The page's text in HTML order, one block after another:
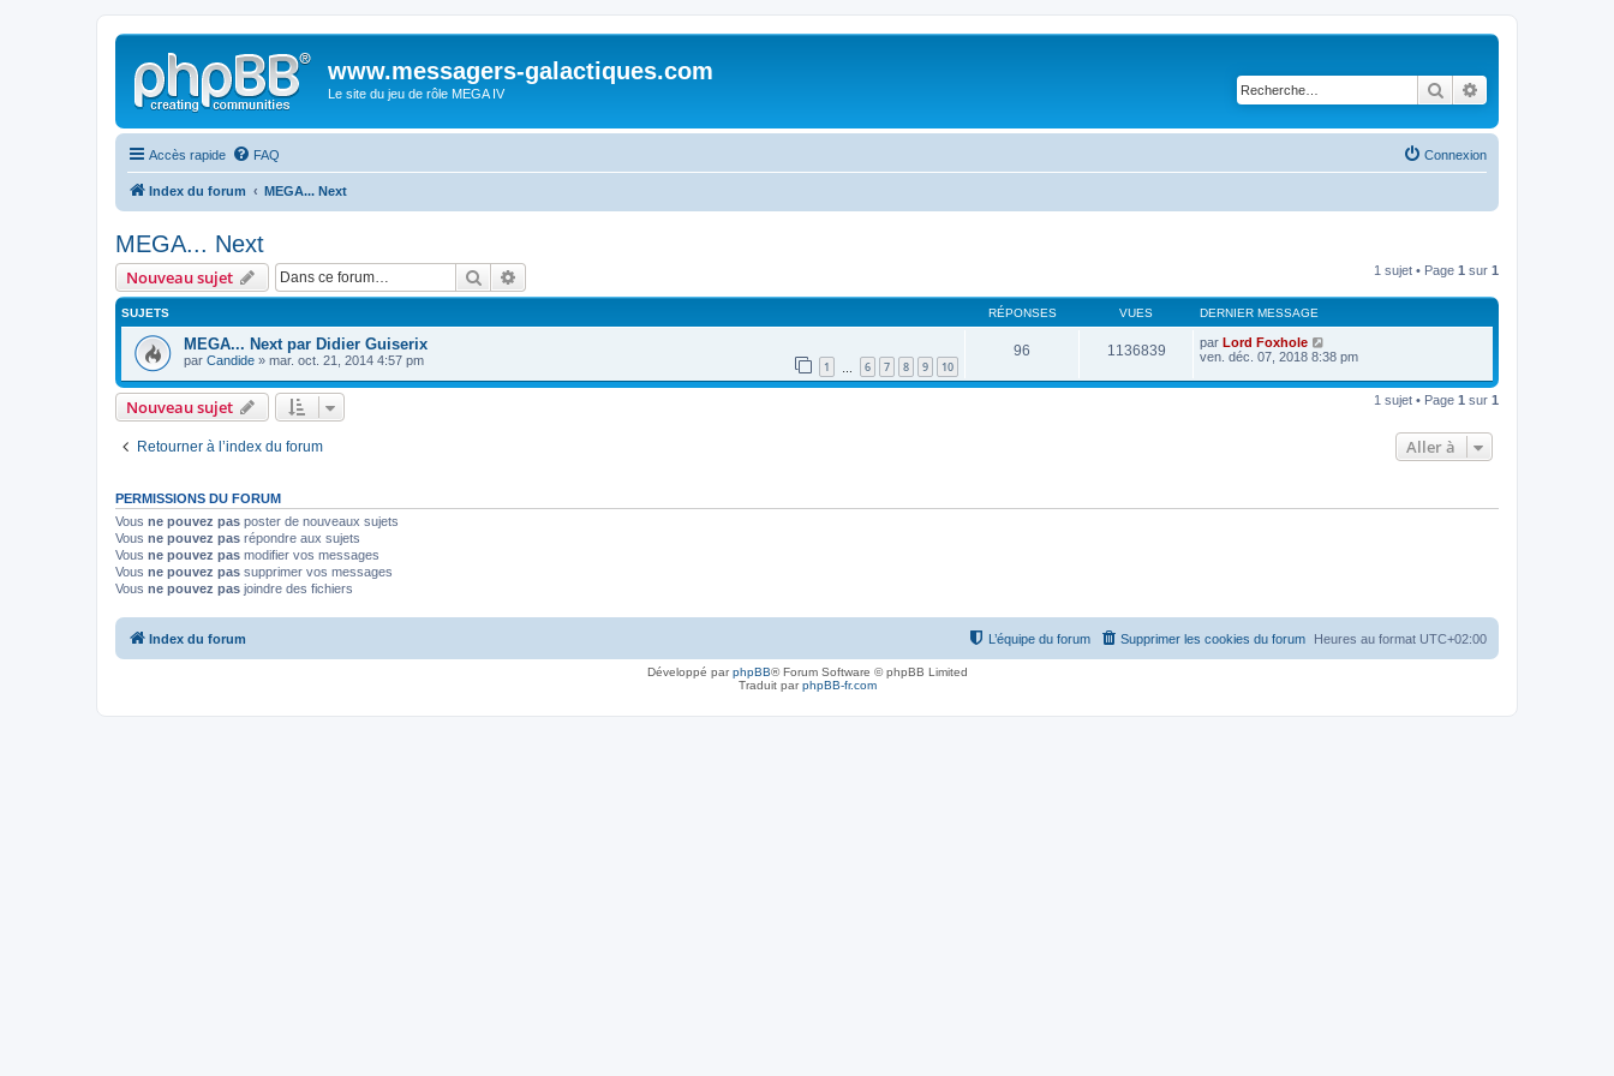
www.messagers-galactiques.com
Le site du jeu de rôle MEGA IV Rechercher
Accès rapide FAQ Connexion
Index du forum MEGA... Next
MEGA... Next
Nouveau sujet Rechercher 1 sujet • Page 1 sur 1
SUJETS RÉPONSES VUES DERNIER MESSAGE
MEGA... Next par Didier Guiserix
par Candide » mar. oct. 21, 2014 4:57 pm 1 6 7 8 9 10
96 1136839 par Lord Foxhole
ven. déc. 07, 2018 8:38 pm
Nouveau sujet 1 sujet • Page 1 sur 1
Retourner à l’index du forum Aller à
PERMISSIONS DU FORUM
Vous ne pouvez pas poster de nouveaux sujets
Vous ne pouvez pas répondre aux sujets
Vous ne pouvez pas modifier vos messages
Vous ne pouvez pas supprimer vos messages
Vous ne pouvez pas joindre des fichiers
Index du forum Heures au format UTC+02:00
Supprimer les cookies du forum
L’équipe du forum
Développé parphpBB® Forum Software © phpBB Limited
Traduit parphpBB-fr.com